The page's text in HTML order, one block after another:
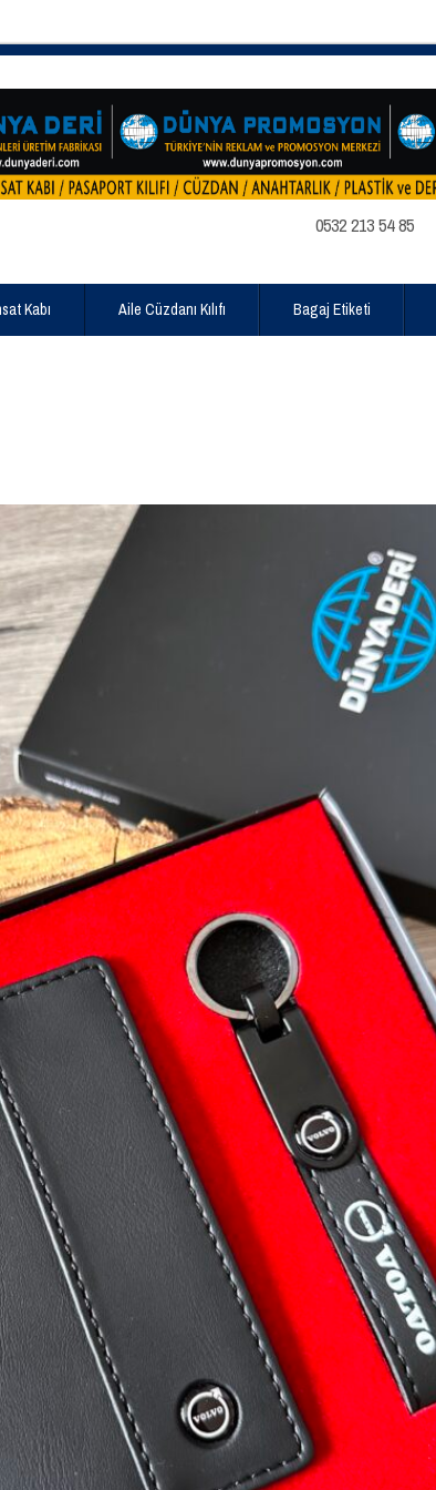
0532 213 54 85
Kabı Aile Cüzdanı Kılıfı Bagaj Etiketi